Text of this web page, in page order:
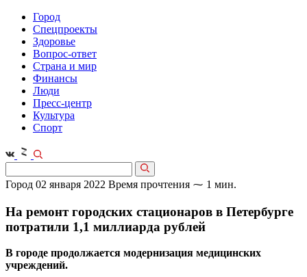
Город
Спецпроекты
Здоровье
Вопрос-ответ
Страна и мир
Финансы
Люди
Пресс-центр
Культура
Спорт
Город 02 января 2022 Время прочтения ⁓ 1 мин.
На ремонт городских стационаров в Петербурге
потратили 1,1 миллиарда рублей
В городе продолжается модернизация медицинских
учреждений.